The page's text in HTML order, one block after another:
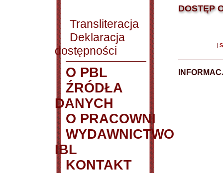
Transliteracja
Deklaracja
dostępności
O PBL
ŹRÓDŁA
DANYCH
O PRACOWNI
WYDAWNICTWO
IBL
KONTAKT
DOSTĘP
|